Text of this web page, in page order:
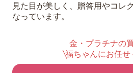
見た目が美しく、贈答用やコレ
なっています。
金・プラチナの
福ちゃんにお任せ